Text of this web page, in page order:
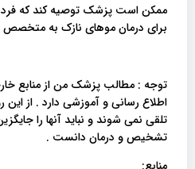
ممکن است پزشک توصیه کند که فرد
برای درمان موهای نازک به
توجه : مطالب پزشک من از منابع
اطلاع رسانی و آموزشی دارد . از
تلقی نمی شوند و نباید آنها را
تشخیص و درمان دانست .
منابع: